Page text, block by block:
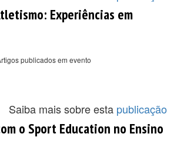
Experiências em
publicados em evento
Saiba mais sobre esta publicação
o Sport Education no Ensino